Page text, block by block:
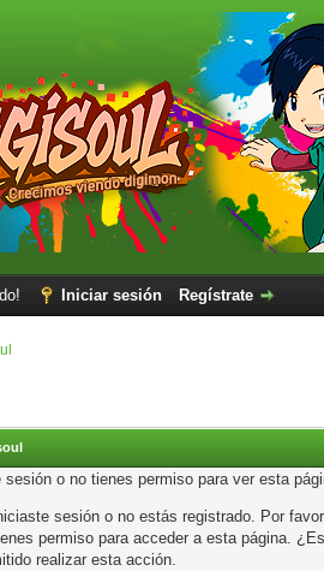
Iniciar sesión Regístrate
sesión o no tienes permiso para ver esta
sesión o no estás registrado. Por
permiso para acceder a esta página.
realizar esta acción.